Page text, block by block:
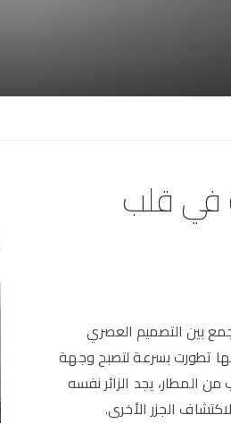
في قلب
بين التصميم العصري
تطورت بسرعة لتصبح وجهة
المطار، يجد الزائر نفسه
الجزر الأخرى.